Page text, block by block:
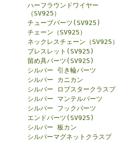
ハーフラウンドワイヤー
（SV925）
チューブパーツ(SV925)
チェーン（SV925）
ネックレスチェーン（SV925）
ブレスレット(SV925)
留め具パーツ(SV925)
シルバー 引き輪パーツ
シルバー カニカン
シルバー ロブスタークラスプ
シルバー マンテルパーツ
シルバー フックパーツ
エンドパーツ(SV925)
シルバー 板カン
シルバーマグネットクラスプ